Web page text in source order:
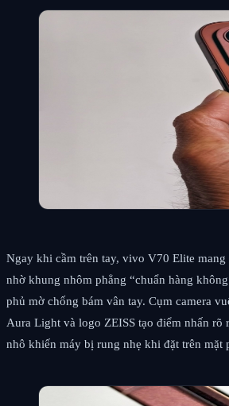
Ngay khi cầm trên tay, vivo V70 Elite mang
nhờ khung nhôm phẳng “chuẩn hàng
phủ mờ chống bám vân tay. Cụm camera
Aura Light và logo ZEISS tạo điểm nhấn rõ
nhô khiến máy bị rung nhẹ khi đặt trên mặt